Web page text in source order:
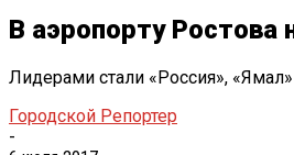
В аэропорту Ростова
Лидерами стали «Россия»,
Городской Репортер
-